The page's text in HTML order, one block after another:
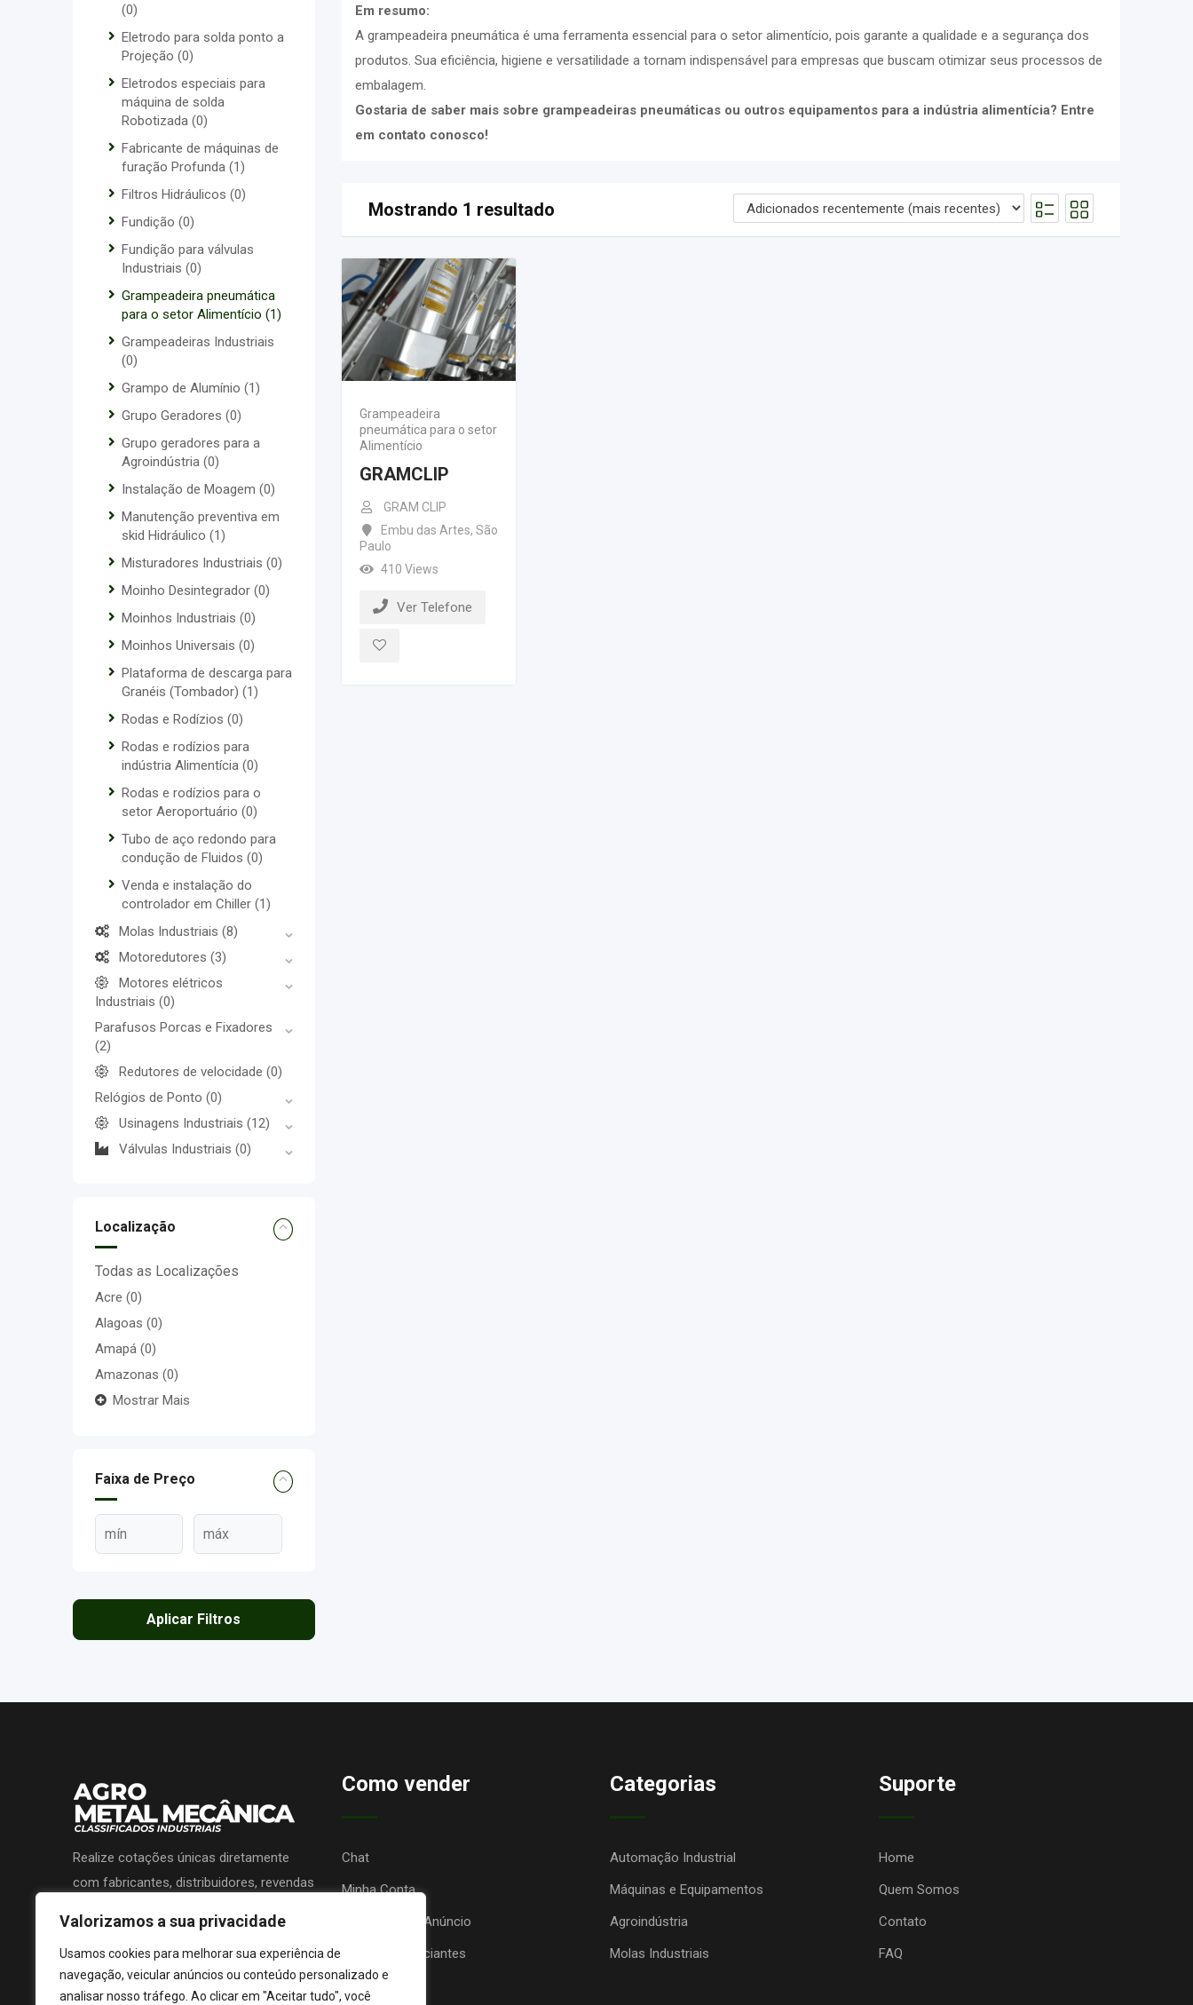
Valorizamos a sua privacidade
Usamos cookies para melhorar sua experiência de
navegação, veicular anúncios ou conteúdo personalizado e
analisar nosso tráfego. Ao clicar em "Aceitar tudo", você
(0)
Eletrodo para solda ponto a
Projeção (0)
Eletrodos especiais para
máquina de solda
Robotizada (0)
Fabricante de máquinas de
furação Profunda (1)
Filtros Hidráulicos (0)
Fundição (0)
Fundição para válvulas
Industriais (0)
Grampeadeira pneumática
para o setor Alimentício (1)
Grampeadeiras Industriais
(0)
Grampo de Alumínio (1)
Grupo Geradores (0)
Grupo geradores para a
Agroindústria (0)
Instalação de Moagem (0)
Manutenção preventiva em
skid Hidráulico (1)
Misturadores Industriais (0)
Moinho Desintegrador (0)
Moinhos Industriais (0)
Moinhos Universais (0)
Plataforma de descarga para
Granéis (Tombador) (1)
Rodas e Rodízios (0)
Rodas e rodízios para
indústria Alimentícia (0)
Rodas e rodízios para o
setor Aeroportuário (0)
Tubo de aço redondo para
condução de Fluidos (0)
Venda e instalação do
controlador em Chiller (1)
Molas Industriais (8)
Motoredutores (3)
Motores elétricos
Industriais (0)
Parafusos Porcas e Fixadores
(2)
Redutores de velocidade (0)
Relógios de Ponto (0)
Usinagens Industriais (12)
Válvulas Industriais (0)
Localização
Todas as Localizações
Acre (0)
Alagoas (0)
Amapá (0)
Amazonas (0)
Mostrar Mais
Faixa de Preço
Aplicar Filtros
Em resumo:
A grampeadeira pneumática é uma ferramenta essencial para o setor alimentício, pois garante a qualidade e a segurança dos
produtos. Sua eficiência, higiene e versatilidade a tornam indispensável para empresas que buscam otimizar seus processos de
embalagem.
Gostaria de saber mais sobre grampeadeiras pneumáticas ou outros equipamentos para a indústria alimentícia? Entre
em contato conosco!
Mostrando 1 resultado
Grampeadeira
pneumática para o setor
Alimentício
GRAMCLIP
GRAM CLIP
Embu das Artes, São
Paulo
410 Views
Ver Telefone
Realize cotações únicas diretamente
com fabricantes, distribuidores, revendas
propostas sem nenhum custo!
Como vender
Chat
Minha Conta
Promova seu Anúncio
Lojas de anunciantes
Categorias
Automação Industrial
Máquinas e Equipamentos
Agroindústria
Molas Industriais
Suporte
Home
Quem Somos
Contato
FAQ